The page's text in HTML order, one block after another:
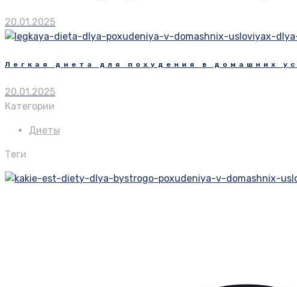
20.01.2025
Легкая диета для похудения в домашних
20.01.2025
Категории
Диеты
Теги